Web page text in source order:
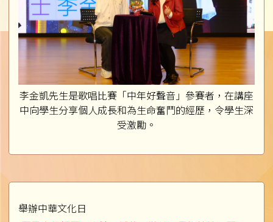
李金凱先生是歌唱比賽「中年好聲音」參賽者，在講座
中向學生分享個人成長和為生命奮鬥的經歷，令學生深
受激勵。
舉辦中華文化日